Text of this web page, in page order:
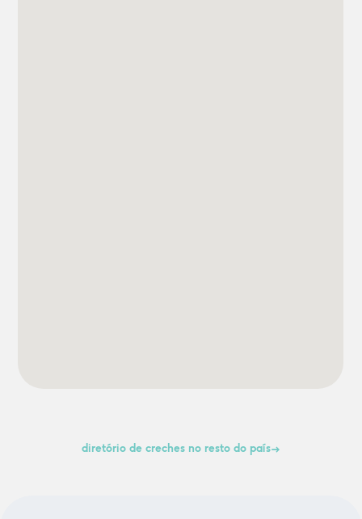
diretório de creches no resto do país